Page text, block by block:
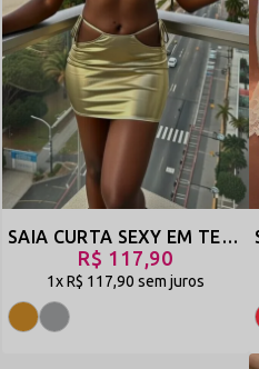
SAIA CURTA SEXY EM TECIDO METALIZADO - SPANTA
R$ 117,90
1xR$ 117,90 sem juros